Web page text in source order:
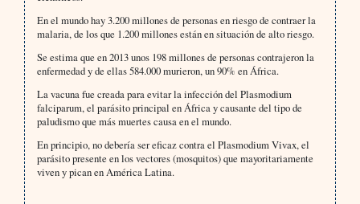
En el mundo hay 3.200 millones de personas en riesgo de contraer la
malaria, de los que 1.200 millones están en situación de alto riesgo.
Se estima que en 2013 unos 198 millones de personas contrajeron la
enfermedad y de ellas 584.000 murieron, un 90% en África.
La vacuna fue creada para evitar la infección del Plasmodium
falciparum, el parásito principal en África y causante del tipo de
paludismo que más muertes causa en el mundo.
En principio, no debería ser eficaz contra el Plasmodium Vivax, el
parásito presente en los vectores (mosquitos) que mayoritariamente
viven y pican en América Latina.